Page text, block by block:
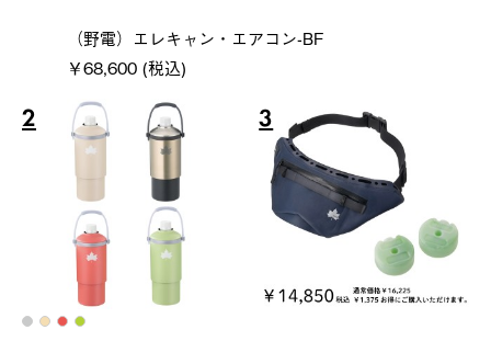
（野電）エレキャン・エアコン-BF
￥68,600 (税込)
2 3